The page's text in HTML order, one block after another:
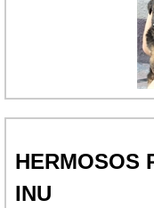
HERMOSOS
INU